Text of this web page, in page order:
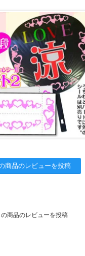
商品のレビューを投稿
の商品のレビューを投稿